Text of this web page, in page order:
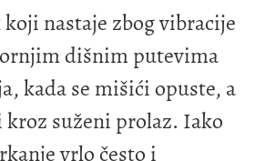
nastaje zbog vibracije
dišnim putevima
kada se mišići opuste, a
suženi prolaz. Iako
vrlo često i